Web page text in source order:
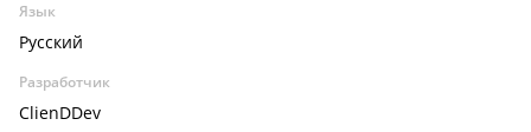
Язык
Русский
Разработчик
ClienDDev